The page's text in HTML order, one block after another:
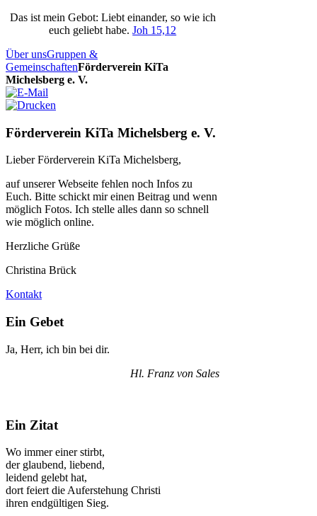
Das ist mein Gebot: Liebt einander, so wie ich
euch geliebt habe.Joh 15,12
Über unsGruppen &
GemeinschaftenFörderverein KiTa
Michelsberg e. V.
Förderverein KiTa Michelsberg e. V.
Lieber Förderverein KiTa Michelsberg,
auf unserer Webseite fehlen noch Infos zu
Euch. Bitte schickt mir einen Beitrag und wenn
möglich Fotos. Ich stelle alles dann so schnell
wie möglich online.
Herzliche Grüße
Christina Brück
Kontakt
Ein Gebet
Ja, Herr, ich bin bei dir.
Hl. Franz von Sales
Ein Zitat
Wo immer einer stirbt,
der glaubend, liebend,
leidend gelebt hat,
dort feiert die Auferstehung Christi
ihren endgültigen Sieg.